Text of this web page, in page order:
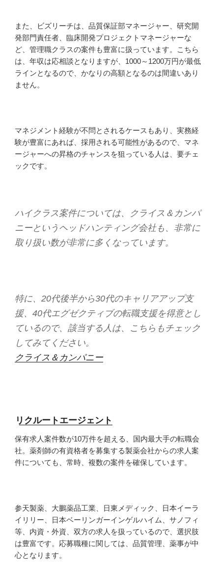
また、ビズリーチは、品質保証部マネージャー、研究開
発部門責任者、臨床開発プロジェクトマネージャーな
ど、管理職クラスの案件も豊富に扱っています。こちら
は、年収は応相談となりますが、1000～1200万円が最低
ラインとなるので、かなりの高額となるのは間違いあり
ません。
マネジメント経験が不問とされるケースもあり、実務経
験が豊富にあれば、採用される可能性があるので、マネ
ージャーへの昇格のチャンスを狙っている人は、要チェ
ックです。
ハイクラス案件については、クライス＆カンパ
ニーというヘッドハンティング会社も、非常に
取り扱い数が非常に多くなっています。
特に、20代後半から30代のキャリアアップ支
援、40代エグゼクティブの転職支援を得意とし
ているので、該当する人は、こちらもチェック
してみてください。
クライス＆カンパニー
リクルートエージェント
保有求人案件数が10万件を超える、国内最大手の転職会
社。薬剤師の有資格者を募集する製薬会社からの求人案
件についても、常時、複数の案件を確保しています。
参天製薬、大鵬薬品工業、日東メディック、日本イーラ
イリリー、日本ベーリンガーインゲルハイム、サノフィ
等、内資・外資、双方の求人を扱っているので、選択肢
は豊富です。応募職種に関しては、品質管理、薬事が中
心となります。